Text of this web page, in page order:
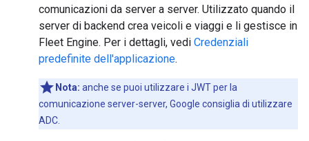
comunicazioni da server a server. Utilizzato quando il
server di backend crea veicoli e viaggi e li gestisce in
Fleet Engine. Per i dettagli, vedi Credenziali
predefinite dell'applicazione.
Nota: anche se puoi utilizzare i JWT per la
comunicazione server-server, Google consiglia di utilizzare
ADC.